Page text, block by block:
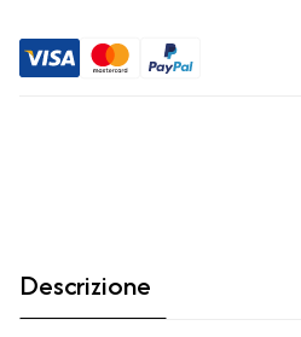
Descrizione